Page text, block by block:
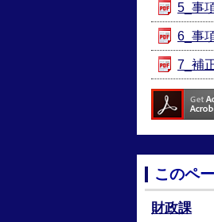
5_事
6_事
7_補
このペ
財政課